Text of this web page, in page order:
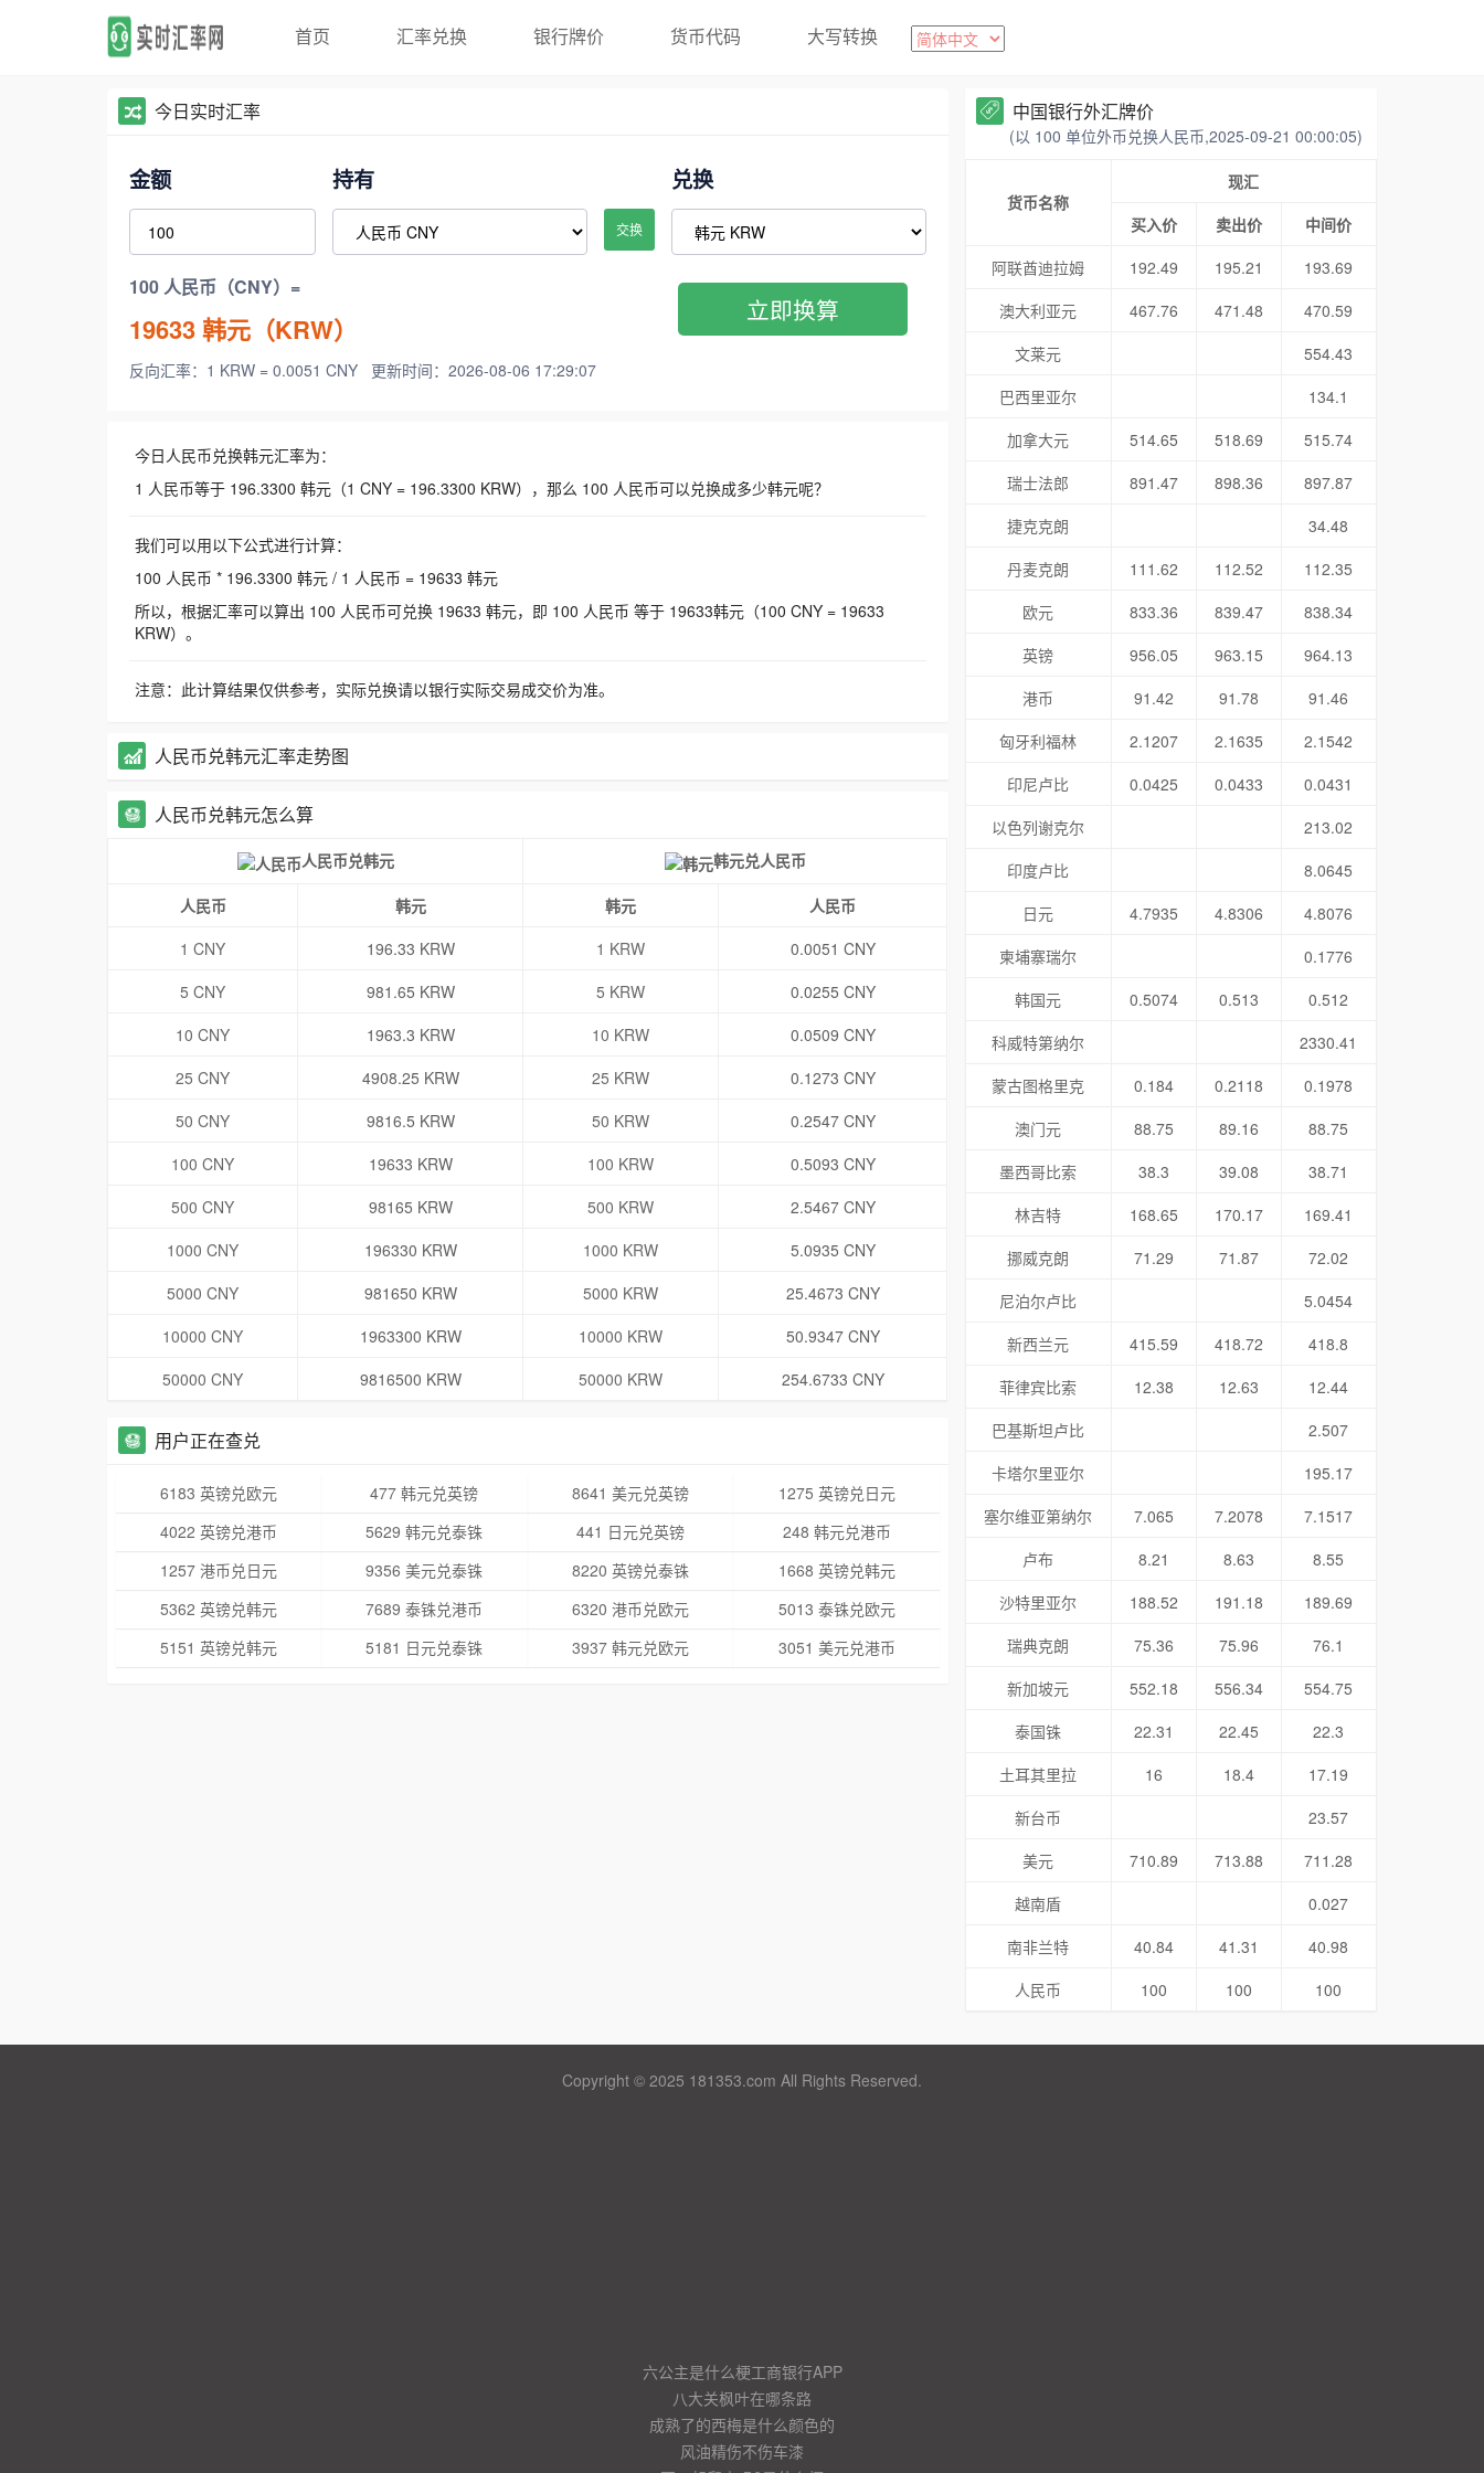
首页 汇率兑换 银行牌价 货币代码 大写转换
今日实时汇率
金额 持有
交换
兑换
100 人民币（CNY）=
19633韩元（KRW）
反向汇率：1 KRW = 0.0051 CNY 更新时间：2026-08-06 17:29:07
立即换算
今日人民币兑换韩元汇率为：
1 人民币等于 196.3300 韩元（1 CNY = 196.3300 KRW），那么 100 人民币可以兑换成多少韩元呢？
我们可以用以下公式进行计算：
100 人民币 * 196.3300 韩元 / 1 人民币 = 19633 韩元
所以，根据汇率可以算出 100 人民币可兑换 19633 韩元，即 100 人民币 等于 19633韩元（100 CNY = 19633
KRW）。
注意：此计算结果仅供参考，实际兑换请以银行实际交易成交价为准。
人民币兑韩元汇率走势图
人民币兑韩元怎么算
人民币兑韩元 韩元兑人民币
人民币 韩元 韩元
人民币
1 CNY
196.33 KRW 1 KRW
0.0051 CNY
5 CNY
981.65 KRW 5 KRW
0.0255 CNY
10 CNY
1963.3 KRW 10 KRW
0.0509 CNY
25 CNY
4908.25 KRW 25 KRW
0.1273 CNY
50 CNY
9816.5 KRW 50 KRW
0.2547 CNY
100 CNY
19633 KRW 100 KRW
0.5093 CNY
500 CNY
98165 KRW 500 KRW
2.5467 CNY
1000 CNY
196330 KRW 1000 KRW
5.0935 CNY
5000 CNY
981650 KRW 5000 KRW
25.4673 CNY
10000 CNY
1963300 KRW 10000 KRW
50.9347 CNY
50000 CNY
9816500 KRW 50000 KRW 254.6733 CNY
用户正在查兑
6183 英镑兑欧元 477 韩元兑英镑 8641 美元兑英镑
1275 英镑兑日元
4022 英镑兑港币
5629 韩元兑泰铢 441 日元兑英镑
248 韩元兑港币
1257 港币兑日元
9356 美元兑泰铢 8220 英镑兑泰铢
1668 英镑兑韩元
5362 英镑兑韩元
7689 泰铢兑港币 6320 港币兑欧元
5013 泰铢兑欧元
5151 英镑兑韩元
5181 日元兑泰铢 3937 韩元兑欧元 3051 美元兑港币
中国银行外汇牌价
(以 100 单位外币兑换人民币,2025-09-21 00:00:05)
货币名称
现汇
买入价
卖出价
中间价
阿联酋迪拉姆
192.49 195.21
193.69
澳大利亚元
467.76 471.48
470.59
文莱元
554.43
巴西里亚尔
134.1
加拿大元
514.65 518.69
515.74
瑞士法郎
891.47 898.36
897.87
捷克克朗
34.48
丹麦克朗
111.62 112.52
112.35
欧元
833.36 839.47
838.34
英镑
956.05 963.15
964.13
港币
91.42 91.78
91.46
匈牙利福林
2.1207 2.1635
2.1542
印尼卢比
0.0425 0.0433
0.0431
以色列谢克尔
213.02
印度卢比
8.0645
日元
4.7935 4.8306
4.8076
柬埔寨瑞尔
0.1776
韩国元
0.5074 0.513
0.512
科威特第纳尔
2330.41
蒙古图格里克
0.184 0.2118
0.1978
澳门元
88.75 89.16
88.75
墨西哥比索
38.3 39.08
38.71
林吉特
168.65 170.17
169.41
挪威克朗
71.29 71.87
72.02
尼泊尔卢比
5.0454
新西兰元
415.59 418.72
418.8
菲律宾比索
12.38 12.63
12.44
巴基斯坦卢比
2.507
卡塔尔里亚尔
195.17
塞尔维亚第纳尔
7.065 7.2078
7.1517
卢布
8.21 8.63
8.55
沙特里亚尔
188.52 191.18
189.69
瑞典克朗
75.36 75.96
76.1
新加坡元
552.18 556.34
554.75
泰国铢
22.31 22.45
22.3
土耳其里拉
16 18.4
17.19
新台币
23.57
美元
710.89 713.88
711.28
越南盾
0.027
南非兰特
40.84 41.31
40.98
人民币
100 100 100
Copyright © 2025 181353.com All Rights Reserved.
六公主是什么梗工商银行APP
八大关枫叶在哪条路
成熟了的西梅是什么颜色的
风油精伤不伤车漆